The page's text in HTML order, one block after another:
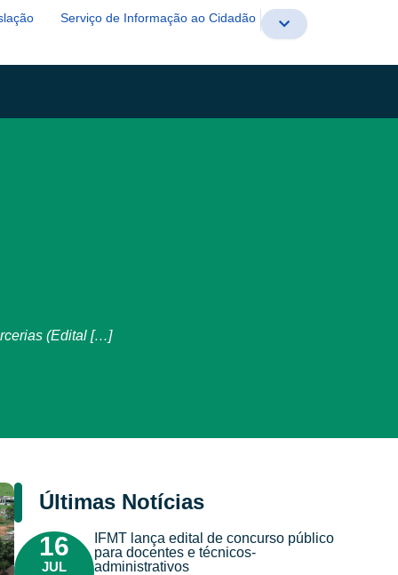
Serviço de Informação ao Cidadão
(Edital […]
Últimas Notícias
16
JUL
IFMT lança edital de concurso público
para docentes e técnicos-
administrativos